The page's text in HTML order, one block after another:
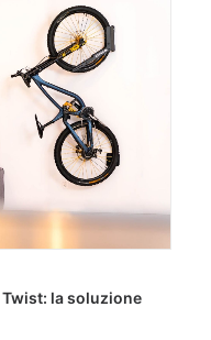
la soluzione